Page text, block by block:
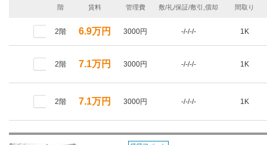
階 賃料 管理費 敷/礼/保証/敷引,償却 間取り
2階 6.9万円 3000円 -/-/-/- 1K
2階 7.1万円 3000円 -/-/-/- 1K
2階 7.1万円 3000円 -/-/-/- 1K